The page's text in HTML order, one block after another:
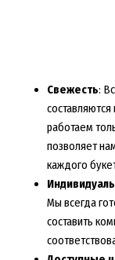
Свежесть:
работаем
позволяет
каждого
Мы всегда
составить